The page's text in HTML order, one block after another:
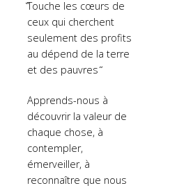
̏Touche les cœurs de
ceux qui cherchent
seulement des profits
au dépend de la terre
et des pauvres ̋
Apprends-nous à
découvrir la valeur de
chaque chose, à
contempler,
émerveiller, à
reconnaître que nous